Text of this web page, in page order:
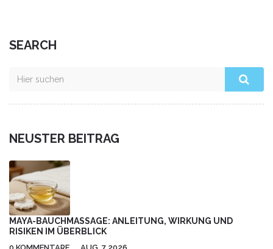
SEARCH
NEUSTER BEITRAG
MAYA-BAUCHMASSAGE: ANLEITUNG, WIRKUNG UND
RISIKEN IM ÜBERBLICK